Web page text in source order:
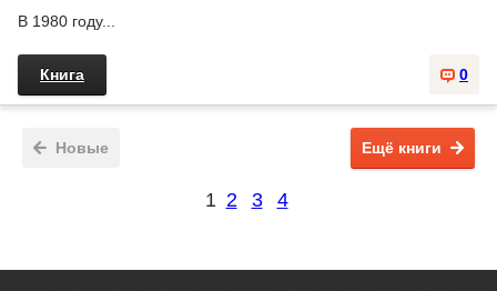
В 1980 году...
0
Книга
Новые Ещё книги
1 2 3 4